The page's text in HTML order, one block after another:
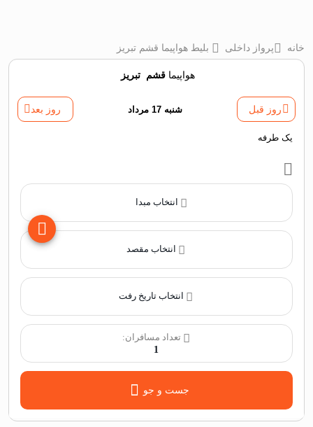
خانه پرواز داخلی بلیط هواپیما قشم تبریز
هواپیما قشم تبریز
روز قبل شنبه 17 مرداد روز بعد
یک طرفه
انتخاب مبدا
انتخاب مقصد
تعداد مسافران:
1
جست و جو